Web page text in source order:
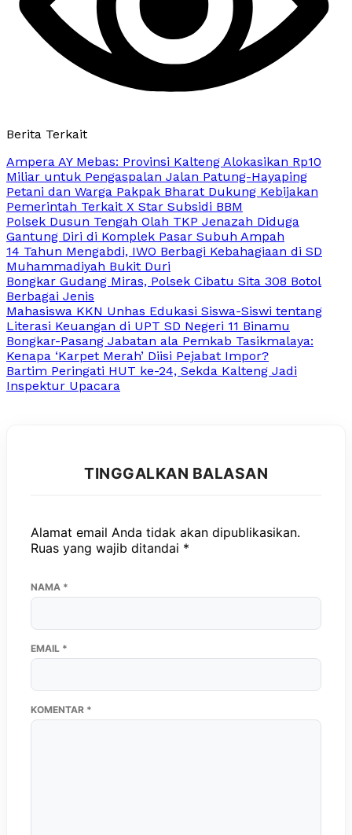
Berita Terkait
Ampera AY Mebas: Provinsi Kalteng Alokasikan Rp10
Miliar untuk Pengaspalan Jalan Patung-Hayaping
Petani dan Warga Pakpak Bharat Dukung Kebijakan
Pemerintah Terkait X Star Subsidi BBM
Polsek Dusun Tengah Olah TKP Jenazah Diduga
Gantung Diri di Komplek Pasar Subuh Ampah
14 Tahun Mengabdi, IWO Berbagi Kebahagiaan di SD
Muhammadiyah Bukit Duri
Bongkar Gudang Miras, Polsek Cibatu Sita 308 Botol
Berbagai Jenis
Mahasiswa KKN Unhas Edukasi Siswa-Siswi tentang
Literasi Keuangan di UPT SD Negeri 11 Binamu
Bongkar-Pasang Jabatan ala Pemkab Tasikmalaya:
Kenapa ‘Karpet Merah’ Diisi Pejabat Impor?
Bartim Peringati HUT ke-24, Sekda Kalteng Jadi
Inspektur Upacara
TINGGALKAN BALASAN
Alamat email Anda tidak akan dipublikasikan.
Ruas yang wajib ditandai *
KOMENTAR *
NAMA *
EMAIL *